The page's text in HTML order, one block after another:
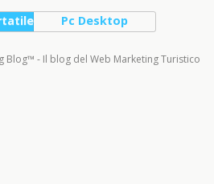
Pc Desktop
Blog™ - Il blog del Web Marketing Turistico